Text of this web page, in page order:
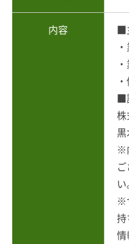
内容
■
■
※
い
※
持
情